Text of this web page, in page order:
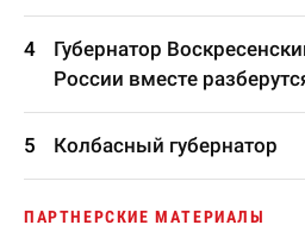
Губернатор
России вместе
Колбасный губернатор
ПАРТНЕРСКИЕ МАТЕРИАЛЫ